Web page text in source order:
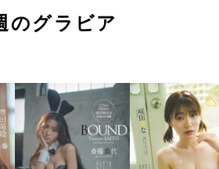
のグラビア